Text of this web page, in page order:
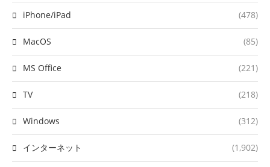
iPhone/iPad (478)
MacOS (85)
MS Office (221)
TV (218)
Windows (312)
インターネット (1,902)